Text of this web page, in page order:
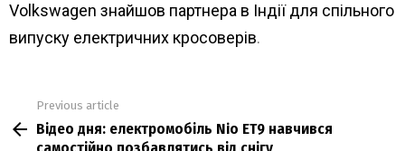
Volkswagen знайшов партнера в Індії для спільного
випуску електричних кросоверів.
more
Previous article
Відео дня: електромобіль Nio ET9 навчився